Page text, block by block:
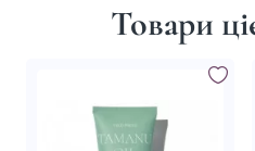
Товари